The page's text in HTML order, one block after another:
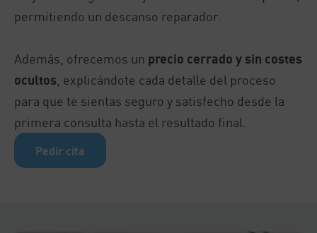
permitiendo un descanso reparador.
Además, ofrecemos un precio cerrado y sin costes
ocultos , explicándote cada detalle del proceso
para que te sientas seguro y satisfecho desde la
primera consulta hasta el resultado final.
Pedir cita